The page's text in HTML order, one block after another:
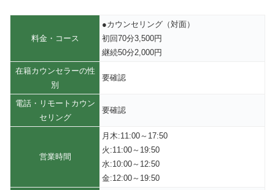
料金・コース
●カウンセリング（対面）
初回70分3,500円
継続50分2,000円
在籍カウンセラーの性
別
要確認
電話・リモートカウン
セリング
要確認
営業時間
月木:11:00～17:50
火:11:00～19:50
水:10:00～12:50
金:12:00～19:50